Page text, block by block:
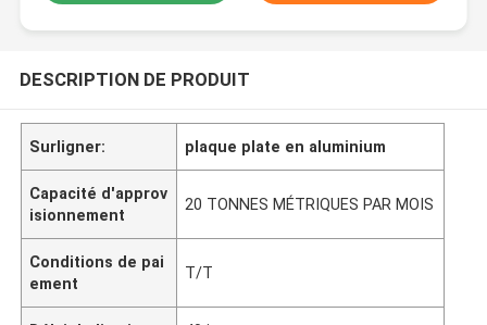
DESCRIPTION DE PRODUIT
Surligner: plaque plate en aluminium
Capacité d'approv
isionnement
20 TONNES MÉTRIQUES PAR MOIS
Conditions de pai
ement
T/T